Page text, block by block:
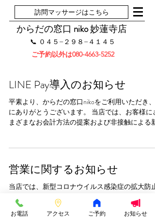
からだの窓口 niko妙蓮寺店
訪問マッサージはこちら
​📞 ０４５−２９８−４１４５
ご予約以外は080-4663-5252
LINE Pay導入のお知らせ
平素より、からだの窓口nikoをご利用いただき、
にありがとうございます。 当店では、お客様にさ
まざまなお会計方法の提案および非接触による新
営業に関するお知らせ
当店では、新型コロナウイルス感染症の拡大防止
のため、関係諸機関から最新の情報の収集に努め
るとともに、感染予防・拡大防止のため、以下の
お電話 アクセス ご予約 お知らせ